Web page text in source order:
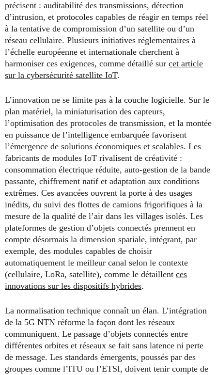
précisent : auditabilité des transmissions, détection
d’intrusion, et protocoles capables de réagir en temps réel
à la tentative de compromission d’un satellite ou d’un
réseau cellulaire. Plusieurs initiatives réglementaires à
l’échelle européenne et internationale cherchent à
harmoniser ces exigences, comme détaillé sur cet article
sur la cybersécurité satellite IoT.
L’innovation ne se limite pas à la couche logicielle. Sur le
plan matériel, la miniaturisation des capteurs,
l’optimisation des protocoles de transmission, et la montée
en puissance de l’intelligence embarquée favorisent
l’émergence de solutions économiques et scalables. Les
fabricants de modules IoT rivalisent de créativité :
consommation électrique réduite, auto-gestion de la bande
passante, chiffrement natif et adaptation aux conditions
extrêmes. Ces avancées ouvrent la porte à des usages
inédits, du suivi des flottes de camions frigorifiques à la
mesure de la qualité de l’air dans les villages isolés. Les
plateformes de gestion d’objets connectés prennent en
compte désormais la dimension spatiale, intégrant, par
exemple, des modules capables de choisir
automatiquement le meilleur canal selon le contexte
(cellulaire, LoRa, satellite), comme le détaillent ces
innovations sur les dispositifs hybrides.
La normalisation technique connaît un élan. L’intégration
de la 5G NTN réforme la façon dont les réseaux
communiquent. Le passage d’objets connectés entre
différentes orbites et réseaux se fait sans latence ni perte
de message. Les standards émergents, poussés par des
groupes comme l’ITU ou l’ETSI, doivent tenir compte de